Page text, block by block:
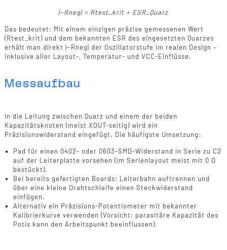
|−Rneg| = Rtest_krit + ESR_Quarz
Das bedeutet: Mit einem einzigen präzise gemessenen Wert
(Rtest_krit) und dem bekannten ESR des eingesetzten Quarzes
erhält man direkt |−Rneg| der Oszillatorstufe im realen Design –
inklusive aller Layout-, Temperatur- und VCC-Einflüsse.
Messaufbau
In die Leitung zwischen Quarz und einem der beiden
Kapazitätsknoten (meist XOUT-seitig) wird ein
Präzisionswiderstand eingefügt. Die häufigste Umsetzung:
Pad für einen 0402- oder 0603-SMD-Widerstand in Serie zu C2
auf der Leiterplatte vorsehen (im Serienlayout meist mit 0 Ω
bestückt).
Bei bereits gefertigten Boards: Leiterbahn auftrennen und
über eine kleine Drahtschleife einen Steckwiderstand
einfügen.
Alternativ ein Präzisions-Potentiometer mit bekannter
Kalibrierkurve verwenden (Vorsicht: parasitäre Kapazität des
Potis kann den Arbeitspunkt beeinflussen).